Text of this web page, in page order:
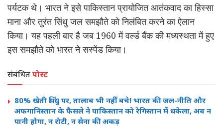
पर्यटक थे। भारत ने इसे पाकिस्तान प्रायोजित आतंकवाद का हिस्सा
माना और तुरंत सिंधु जल समझौते को निलंबित करने का ऐलान
किया। यह पहली बार है जब 1960 में वर्ल्ड बैंक की मध्यस्थता में हुए
इस समझौते को भारत ने सस्पेंड किया।
संबंधितपोस्ट
80% खेती सिंधु पर, तालाब भी नहीं बचे! भारत की जल-नीति और
अफगानिस्तान के फैसले ने पाकिस्तान को रेगिस्तान में धकेला, अब न
पानी होगा, न रोटी, न सेना की अकड़